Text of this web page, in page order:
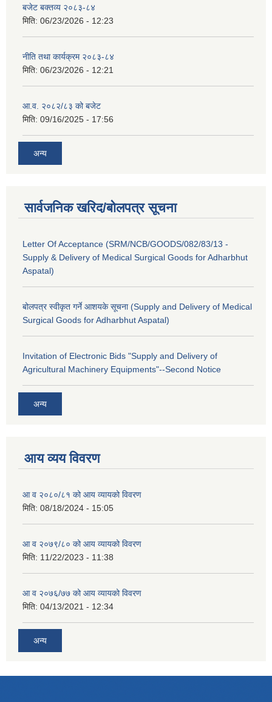
बजेट बक्तव्य २०८३-८४
मिति: 06/23/2026 - 12:23
नीति तथा कार्यक्रम २०८३-८४
मिति: 06/23/2026 - 12:21
आ.व. २०८२/८३ को बजेट
मिति: 09/16/2025 - 17:56
अन्य
सार्वजनिक खरिद/बोलपत्र सूचना
Letter Of Acceptance (SRM/NCB/GOODS/082/83/13 -
Supply & Delivery of Medical Surgical Goods for Adharbhut
Aspatal)
बोलपत्र स्वीकृत गर्ने आशयके सूचना (Supply and Delivery of Medical
Surgical Goods for Adharbhut Aspatal)
Invitation of Electronic Bids "Supply and Delivery of
Agricultural Machinery Equipments"--Second Notice
अन्य
आय व्यय विवरण
आ व २०८०/८१ को आय व्यायको विवरण
मिति: 08/18/2024 - 15:05
आ व २०७९/८० को आय व्यायको विवरण
मिति: 11/22/2023 - 11:38
आ व २०७६/७७ को आय व्यायको विवरण
मिति: 04/13/2021 - 12:34
अन्य